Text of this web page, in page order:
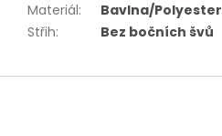
Materiál:
Bavlna/Polyester
Střih: Bez bočních švů
Z